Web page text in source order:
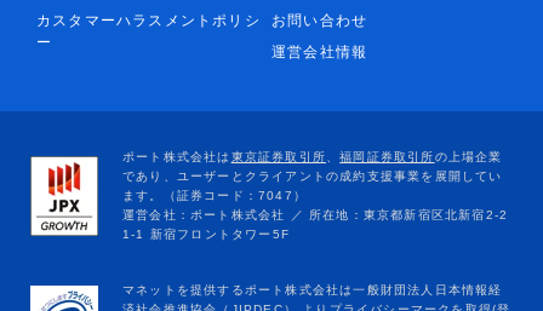
カスタマーハラスメントポリシ
ー
お問い合わせ
運営会社情報